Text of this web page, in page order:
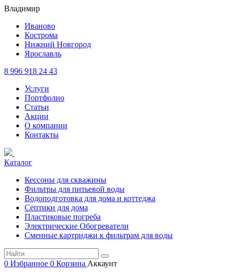
Владимир
Иваново
Кострома
Нижний Новгород
Ярославль
8 996 918 24 43
Услуги
Портфолио
Статьи
Акции
О компании
Контакты
Каталог
Кессоны для скважины
Фильтры для питьевой воды
Водоподготовка для дома и коттеджа
Септики для дома
Пластиковые погреба
Электрические Обогреватели
Сменные картриджи к фильтрам для воды
0 Избранное 0 Корзина Аккаунт